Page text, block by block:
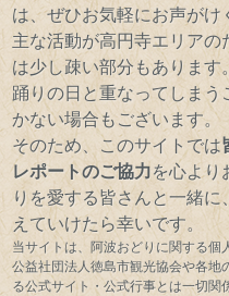
は、ぜひお気軽にお声がけ
主な活動が高円寺エリア
は少し疎い部分もありま
踊りの日と重なってしま
かない場合もございます。
そのため、このサイトでは
レポートのご協力を心より
りを愛する皆さんと一緒
えていけたら幸いです。
当サイトは、阿波おどりに関する個
公益社団法人徳島市観光協会や各地
る公式サイト・公式行事とは一切関